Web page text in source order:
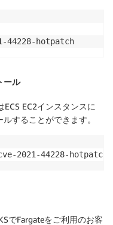
44228-hotpatch
ール
EC2インスタンスに
することができます。
2021-44228-hotpatch
でFargateをご利用のお客